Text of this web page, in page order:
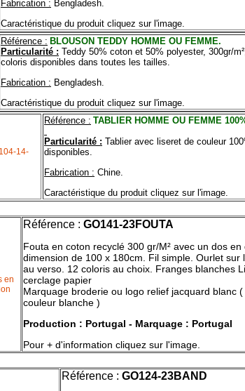
Fabrication : Bengladesh.
Caractéristique du produit cliquez sur l'image.
Référence : BLOUSON TEDDY HOMME OU FEMME.
Particularité : Teddy 50% coton et 50% polyester, 300gr/
coloris disponibles dans toutes les tailles.
Fabrication : Bengladesh.
Caractéristique du produit cliquez sur l'image.
Référence : TABLIER HOMME OU FEMME
Particularité : Tablier avec liseret de couleur
disponibles.
Fabrication : Chine.
Caractéristique du produit cliquez sur l'image.
Référence : GO141-23FOUTA
Fouta en coton recyclé 300 gr/M² avec un dos
dimension de 100 x 180cm. Fil simple. Ourlet sur
au verso. 12 coloris au choix. Franges blanches
cerclage papier
Marquage broderie ou logo relief jacquard blanc
couleur blanche )
Production : Portugal - Marquage : Portugal
Pour + d'information cliquez sur l'image.
Référence : GO124-23BAND